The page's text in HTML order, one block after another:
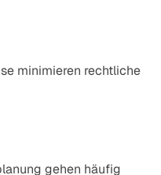
minimieren rechtliche
gehen häufig